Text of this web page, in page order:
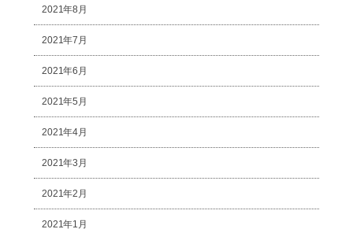
2021年8月
2021年7月
2021年6月
2021年5月
2021年4月
2021年3月
2021年2月
2021年1月